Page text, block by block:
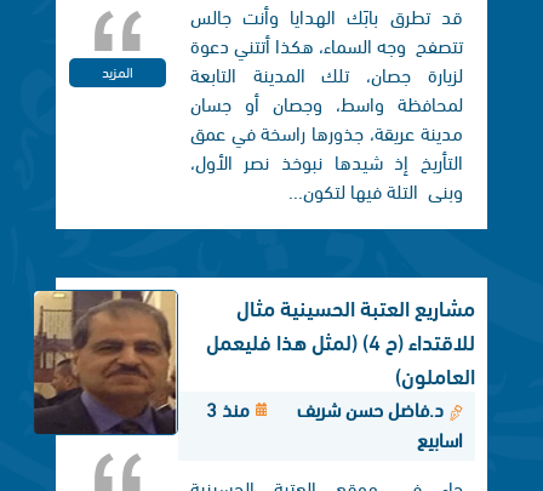
قد تطرق بابَك الهدايا وأنت جالس
تتصفح وجه السماء، هكذا أتتني دعوة
لزيارة جصان، تلك المدينة التابعة
لمحافظة واسط، وجصان أو جسان
مدينة عريقة، جذورها راسخة في عمق
التأريخ إذ شيدها نبوخذ نصر الأول،
وبنی التلة فيها لتكون...
المزيد
مشاريع العتبة الحسينية مثال
للاقتداء (ح 4) (لمثل هذا فليعمل
العاملون)
د.فاضل حسن شريف
منذ 3
اسابيع